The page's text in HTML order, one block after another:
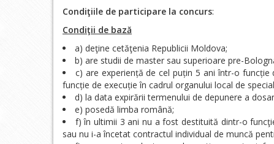
Condiţiile de participare la concurs:
Condiţii de bază
a) deţine cetăţenia Republicii Moldova;
b) are studii de master sau superioare pre-
c) are experiență de cel puțin 5 ani într-o
funcție de execuție în cadrul organului local de
d) la data expirării termenului de depunere a
e) posedă limba română;
f) în ultimii 3 ani nu a fost destituită dintr-o
sau nu i-a încetat contractul individual de muncă